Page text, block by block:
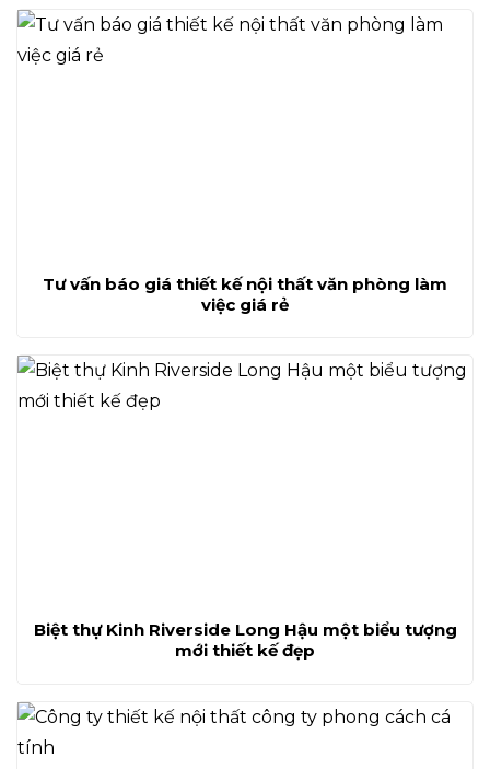
Tư vấn báo giá thiết kế nội thất văn phòng làm
việc giá rẻ
Biệt thự Kinh Riverside Long Hậu một biểu tượng
mới thiết kế đẹp